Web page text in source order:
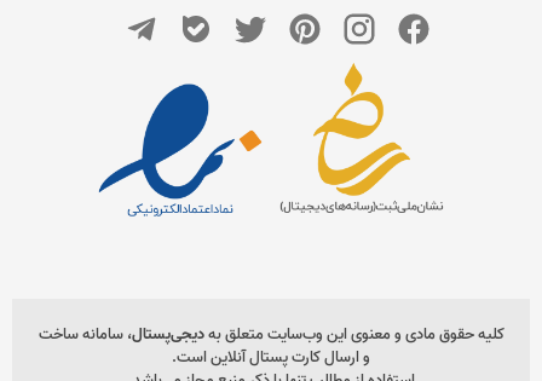
کلیه حقوق مادی و معنوی این وب‌سایت متعلق بهدیجی‌پستال، سامانه ساخت
و ارسال کارت پستال آنلاین است.